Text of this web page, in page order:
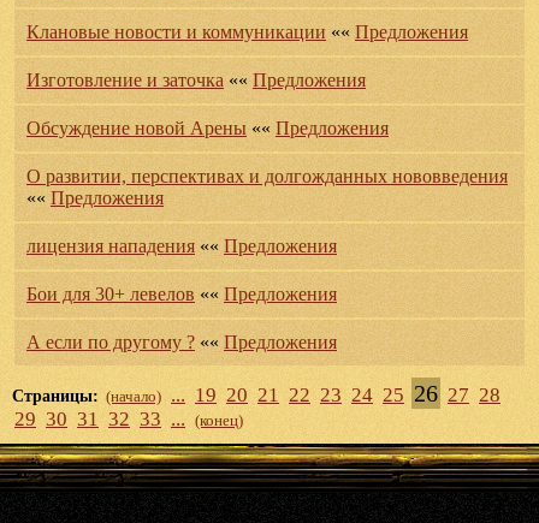
Клановые новости и коммуникации «« Предложения
Изготовление и заточка «« Предложения
Обсуждение новой Арены «« Предложения
О развитии, перспективах и долгожданных нововведения
«« Предложения
лицензия нападения «« Предложения
Бои для 30+ левелов «« Предложения
А если по другому ? «« Предложения
Страницы: (начало) ... 19 20 21 22 23 24 25 26 27 28
29 30 31 32 33 ... (конец)